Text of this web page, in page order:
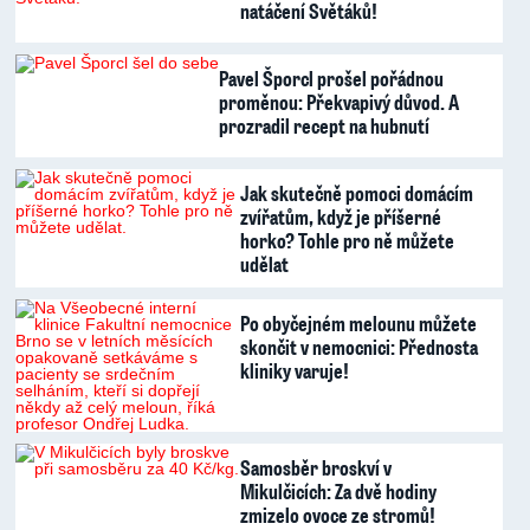
natáčení Světáků!
Pavel Šporcl prošel pořádnou
proměnou: Překvapivý důvod. A
prozradil recept na hubnutí
Jak skutečně pomoci domácím
zvířatům, když je příšerné
horko? Tohle pro ně můžete
udělat
Po obyčejném melounu můžete
skončit v nemocnici: Přednosta
kliniky varuje!
Samosběr broskví v
Mikulčicích: Za dvě hodiny
zmizelo ovoce ze stromů!